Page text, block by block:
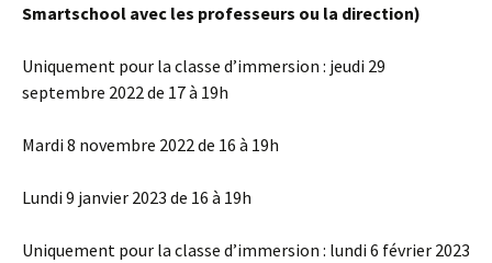
Smartschool avec les professeurs ou la direction)
Uniquement pour la classe d’immersion : jeudi 29
septembre 2022 de 17 à 19h
Mardi 8 novembre 2022 de 16 à 19h
Lundi 9 janvier 2023 de 16 à 19h
Uniquement pour la classe d’immersion : lundi 6 février 2023